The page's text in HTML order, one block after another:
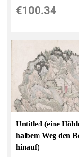
€100.34
Untitled (eine
halbem Weg den
hinauf)